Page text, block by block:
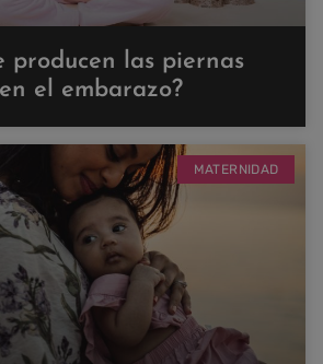
producen las piernas
el embarazo?
MATERNIDAD